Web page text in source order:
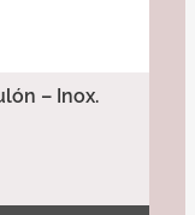
– Inox.